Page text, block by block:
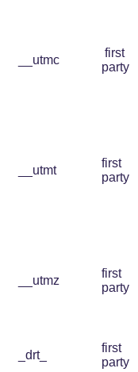
__utmc
first
party
__utmt
first
party
__utmz
first
party
_drt_
first
party